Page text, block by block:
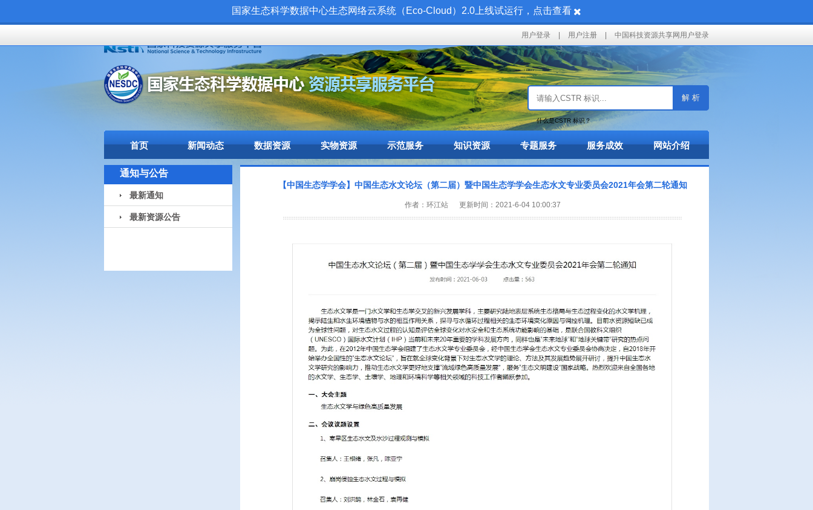
国家生态科学数据中心生态网络云系统（Eco-Cloud）2.0上线试运行，点击查看
用户登录 用户注册 中国科技资源共享网用户登录
解 析
什么是CSTR 标识？
首页 新闻动态 数据资源 实物资源 示范服务 知识资源 专题服务 服务成效 网站介绍
通知与公告
最新通知
最新资源公告
【中国生态学学会】中国生态水文论坛（第二届）暨中国生态学学会生态水文专业委员会2021年会第二轮通知
作者：环江站 更新时间：2021-6-04 10:00:37